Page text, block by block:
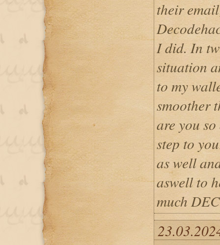
their
I did. In
situation
to my
smoother
are you
step to
as well
aswell to
much